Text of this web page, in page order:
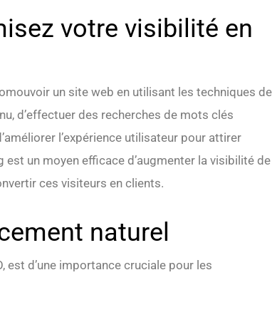
votre visibilité en
un site web en utilisant les techniques de
d’effectuer des recherches de mots clés
l’expérience utilisateur pour attirer
un moyen efficace d’augmenter la visibilité de
ces visiteurs en clients.
naturel
est d’une importance cruciale pour les